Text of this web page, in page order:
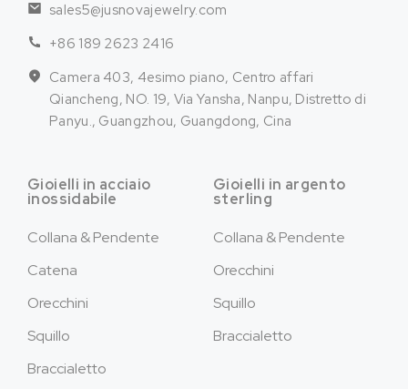
sales5@jusnovajewelry.com
+86 189 2623 2416
Camera 403, 4esimo piano, Centro affari
Qiancheng, NO. 19, Via Yansha, Nanpu, Distretto di
Panyu., Guangzhou, Guangdong, Cina
Gioielli in acciaio
inossidabile
Collana & Pendente
Catena
Orecchini
Squillo
Braccialetto
Gioielli in argento
sterling
Collana & Pendente
Orecchini
Squillo
Braccialetto